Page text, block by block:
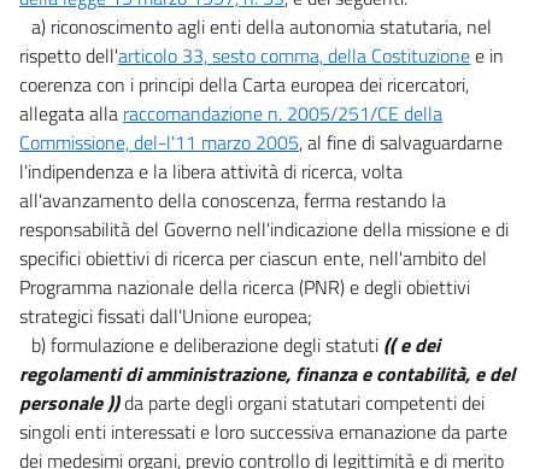
a) riconoscimento agli enti della autonomia statutaria, nel
rispetto dell'articolo 33, sesto comma, della Costituzionee in
coerenza con i principi della Carta europea dei ricercatori,
allegata alla raccomandazione n. 2005/251/CE della
Commissione, del-l'11 marzo 2005, al fine di salvaguardarne
l'indipendenza e la libera attività di ricerca, volta
all'avanzamento della conoscenza, ferma restando la
responsabilità del Governo nell'indicazione della missione e di
specifici obiettivi di ricerca per ciascun ente, nell'ambito del
Programma nazionale della ricerca (PNR) e degli obiettivi
strategici fissati dall'Unione europea;
b) formulazione e deliberazione degli statuti (( e dei
regolamenti di amministrazione, finanza e contabilità, e del
personale ))da parte degli organi statutari competenti dei
singoli enti interessati e loro successiva emanazione da parte
dei medesimi organi, previo controllo di legittimità e di merito